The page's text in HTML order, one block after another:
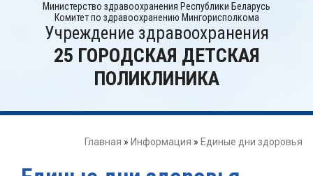
Министерство здравоохранения Республики Беларусь
Комитет по здравоохранению Мингорисполкома
Учреждение здравоохранения
25 ГОРОДСКАЯ ДЕТСКАЯ
ПОЛИКЛИНИКА
Главная » Информация » Единые дни здоровья